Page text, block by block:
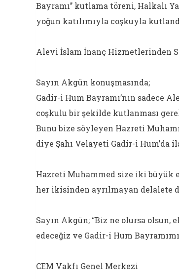
Bayramı’’ kutlama töreni, Halkalı
yoğun katılımıyla coşkuyla
Alevi İslam İnanç Hizmetlerinden
Sayın Akgün konuşmasında;
Gadir-i Hum Bayramı’nın sadece
coşkulu bir şekilde kutlanması
Bunu bize söyleyen Hazreti
diye Şahı Velayeti Gadir-i Hum’da
Hazreti Muhammed size iki büyük
her ikisinden ayrılmayan delalete
Sayın Akgün; “Biz ne olursa
edeceğiz ve Gadir-i Hum
CEM Vakfı Genel Merkezi